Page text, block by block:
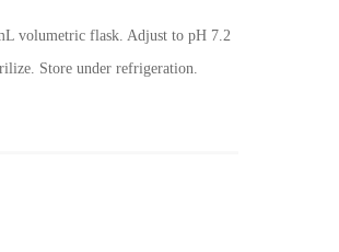
volumetric flask. Adjust to pH 7.2
Store under refrigeration.